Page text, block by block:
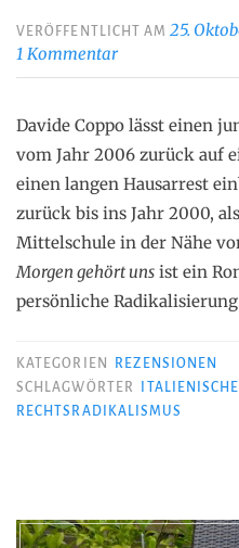
VERÖFFENTLICHT AM25.
1 Kommentar
Davide Coppo lässt einen
vom Jahr 2006 zurück auf
einen langen Hausarrest
zurück bis ins Jahr 2000,
Mittelschule in der Nähe
Morgen gehört uns ist ein
persönliche
KATEGORIEN
REZENSIONEN
SCHLAGWÖRTER
RECHTSRADIKALISMUS